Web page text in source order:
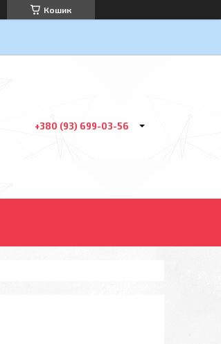
Кошик
+380 (93) 699-03-56